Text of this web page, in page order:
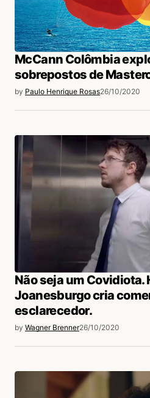
McCann Colômbia
sobrepostos de
by Paulo Henrique Rosas26/10/2020
Não seja um Covidiota.
Joanesburgo cria
esclarecedor.
by Wagner Brenner26/10/2020